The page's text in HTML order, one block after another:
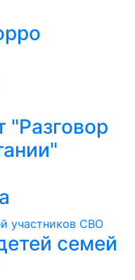
"Разговор
семей